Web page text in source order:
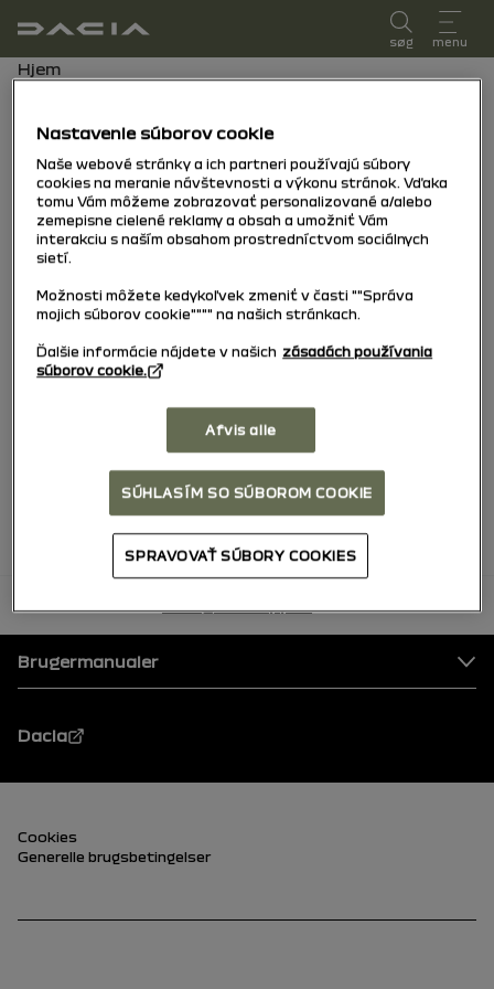
brugervejledning
søg menu
Bredkrumme
Hjem
Nummerpladen
Du kan søge efter dit køretøj via
nummerpladen for følgende lande:
• Frankrig
• Storbritannien
• Nederlandene
• Portugal
• Italien
• Spanien
Er dit land ikke på listen?
eller model.
Sidefod
Brugermanualer
Dacia
Sidefod (nederst)
Cookies
Generelle brugsbetingelser
Nastavenie súborov cookie
Naše webové stránky a ich partneri používajú súbory
cookies na meranie návštevnosti a výkonu stránok. Vďaka
tomu Vám môžeme zobrazovať personalizované a/alebo
zemepisne cielené reklamy a obsah a umožniť Vám
interakciu s naším obsahom prostredníctvom sociálnych
sietí.
Možnosti môžete kedykoľvek zmeniť v časti ""Správa
mojich súborov cookie"""" na našich stránkach.
Ďalšie informácie nájdete v našich zásadách používania
súborov cookie.
Afvis alle
SÚHLASÍM SO SÚBOROM COOKIE
SPRAVOVAŤ SÚBORY COOKIES